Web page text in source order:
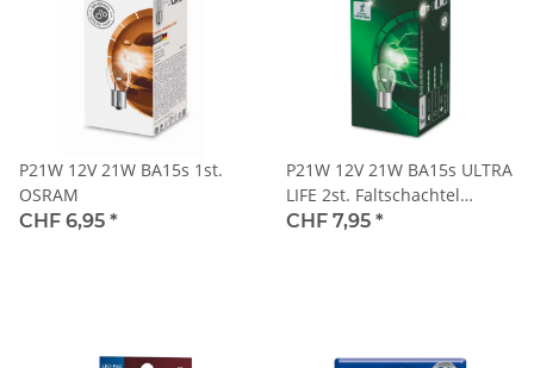
P21W 12V 21W BA15s 1st.
OSRAM
CHF 6,95 *
P21W 12V 21W BA15s ULTRA
LIFE 2st. Faltschachtel
OSRAM
CHF 7,95 *